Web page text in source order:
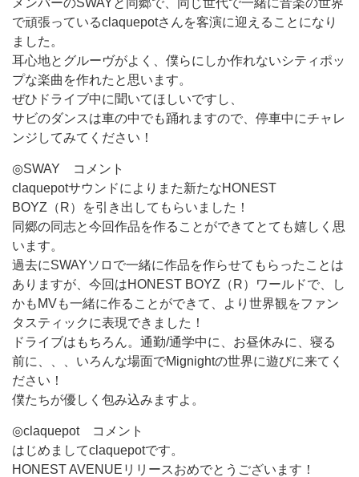
メンバーのSWAYと同郷で、同じ世代で一緒に音楽の世界
で頑張っているclaquepotさんを客演に迎えることになり
ました。
耳心地とグルーヴがよく、僕らにしか作れないシティポッ
プな楽曲を作れたと思います。
ぜひドライブ中に聞いてほしいですし、
サビのダンスは車の中でも踊れますので、停車中にチャレ
ンジしてみてください！
◎SWAY コメント
claquepotサウンドによりまた新たなHONEST
BOYZ（R）を引き出してもらいました！
同郷の同志と今回作品を作ることができてとても嬉しく思
います。
過去にSWAYソロで一緒に作品を作らせてもらったことは
ありますが、今回はHONEST BOYZ（R）ワールドで、し
かもMVも一緒に作ることができて、より世界観をファン
タスティックに表現できました！
ドライブはもちろん。通勤/通学中に、お昼休みに、寝る
前に、、、いろんな場面でMignightの世界に遊びに来てく
ださい！
僕たちが優しく包み込みますよ。
◎claquepot コメント
はじめましてclaquepotです。
HONEST AVENUEリリースおめでとうございます！